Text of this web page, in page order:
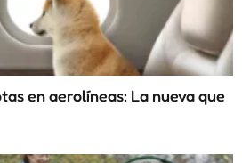
en aerolíneas: La nueva que